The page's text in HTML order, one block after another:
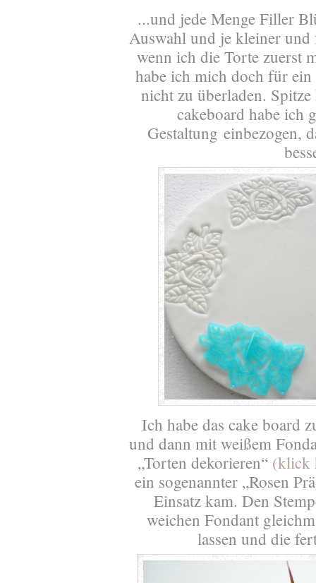
...und jede Menge Filler
Auswahl und je kleiner
wenn ich die Torte zuerst
habe ich mich doch für
nicht zu überladen.
cakeboard habe ich
Gestaltung einbezogen,
Ich habe das cake board
und dann mit weißem
„Torten dekorieren“ (klick
ein sogenannter „Rosen
Einsatz kam. Den
weichen Fondant
lassen und die